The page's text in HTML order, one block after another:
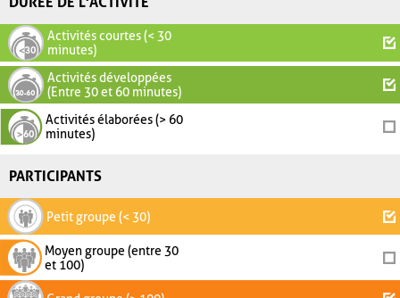
Activités courtes (< 30
minutes)
Activités développées
(Entre 30 et 60 minutes)
Activités élaborées (> 60
minutes)
PARTICIPANTS
Petit groupe (< 30)
Moyen groupe (entre 30
et 100)